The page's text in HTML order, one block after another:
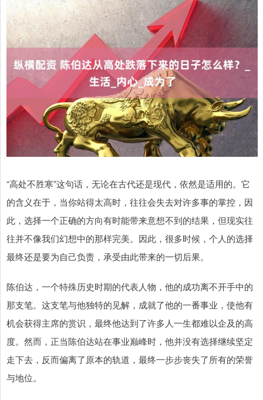
“高处不胜寒”这句话，无论在古代还是现代，依然是适用的。它
的含义在于，当你站得太高时，往往会失去对许多事的掌控，因
此，选择一个正确的方向有时能带来意想不到的结果，但现实往
往并不像我们幻想中的那样完美。因此，很多时候，个人的选择
最终还是要为自己负责，承受由此带来的一切后果。
陈伯达，一个特殊历史时期的代表人物，他的成功离不开手中的
那支笔。这支笔与他独特的见解，成就了他的一番事业，使他有
机会获得主席的赏识，最终他达到了许多人一生都难以企及的高
度。然而，正当陈伯达站在事业巅峰时，他并没有选择继续坚定
走下去，反而偏离了原本的轨道，最终一步步丧失了所有的荣誉
与地位。